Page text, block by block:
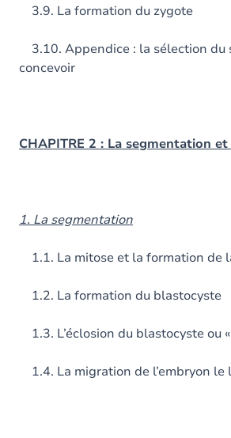
3.9. La formation du zygote
3.10. Appendice : la sélection du
concevoir
CHAPITRE 2 : La segmentation
1. La segmentation
1.1. La mitose et la formation de
1.2. La formation du blastocyste
1.3. L’éclosion du blastocyste ou
1.4. La migration de l’embryon le